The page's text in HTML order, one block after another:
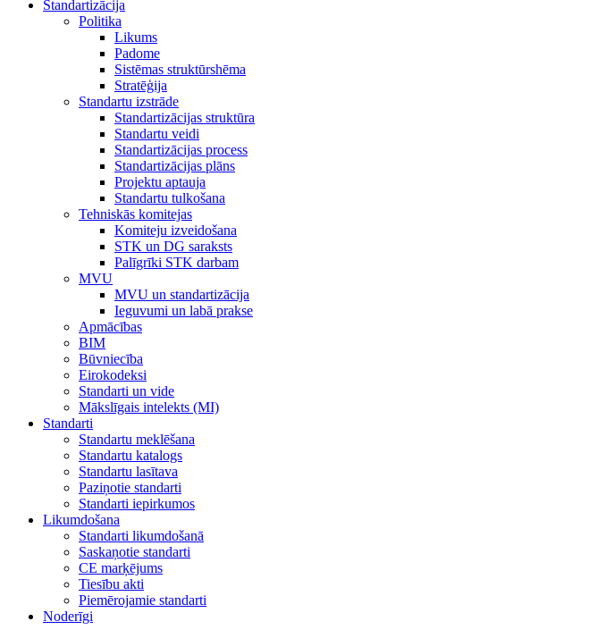
Standartizācija
Politika
Likums
Padome
Sistēmas struktūrshēma
Stratēģija
Standartu izstrāde
Standartizācijas struktūra
Standartu veidi
Standartizācijas process
Standartizācijas plāns
Projektu aptauja
Standartu tulkošana
Tehniskās komitejas
Komiteju izveidošana
STK un DG saraksts
Palīgrīki STK darbam
MVU
MVU un standartizācija
Ieguvumi un labā prakse
Apmācības
BIM
Būvniecība
Eirokodeksi
Standarti un vide
Mākslīgais intelekts (MI)
Standarti
Standartu meklēšana
Standartu katalogs
Standartu lasītava
Paziņotie standarti
Standarti iepirkumos
Likumdošana
Standarti likumdošanā
Saskaņotie standarti
CE marķējums
Tiesību akti
Piemērojamie standarti
Noderīgi